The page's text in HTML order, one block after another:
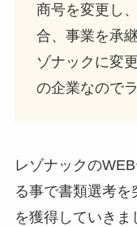
商号を変更し
合、事業を承
ゾナックに変
の企業なので
レゾナックの
る事で書類選考
を獲得していきま